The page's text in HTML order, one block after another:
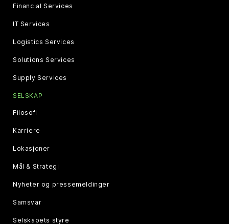
Financial Services
IT Services
Logistics Services
Solutions Services
Supply Services
SELSKAP
Filosofi
Karriere
Lokasjoner
Mål & Strategi
Nyheter og pressemeldinger
Samsvar
Selskapets styre